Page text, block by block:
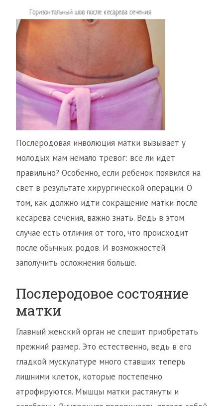
Послеродовая инволюция матки вызывает у
молодых мам немало тревог: все ли идет
правильно? Особенно, если ребенок появился на
свет в результате хирургической операции. О
том, как должно идти сокращение матки после
кесарева сечения, важно знать. Ведь в этом
случае есть отличия от того, что происходит
после обычных родов. И возможностей
заполучить осложнения больше.
Послеродовое состояние
матки
Главный женский орган не спешит приобретать
прежний размер. Это естественно, ведь в его
гладкой мускулатуре много ставших теперь
лишними клеток, которые постепенно
атрофируются. Мышцы матки растянуты и